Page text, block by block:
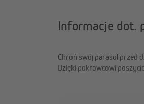
Informacje dot.
Chroń swój parasol przed
Dzięki pokrowcowi